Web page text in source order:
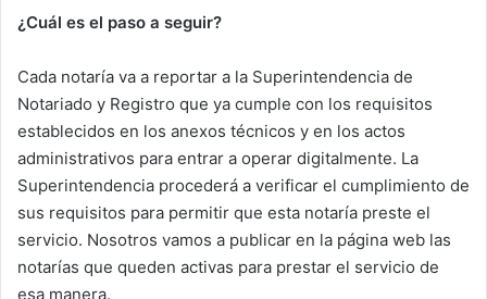
¿Cuál es el paso a seguir?
Cada notaría va a reportar a la Superintendencia de
Notariado y Registro que ya cumple con los requisitos
establecidos en los anexos técnicos y en los actos
administrativos para entrar a operar digitalmente. La
Superintendencia procederá a verificar el cumplimiento de
sus requisitos para permitir que esta notaría preste el
servicio. Nosotros vamos a publicar en la página web las
notarías que queden activas para prestar el servicio de
esa manera.